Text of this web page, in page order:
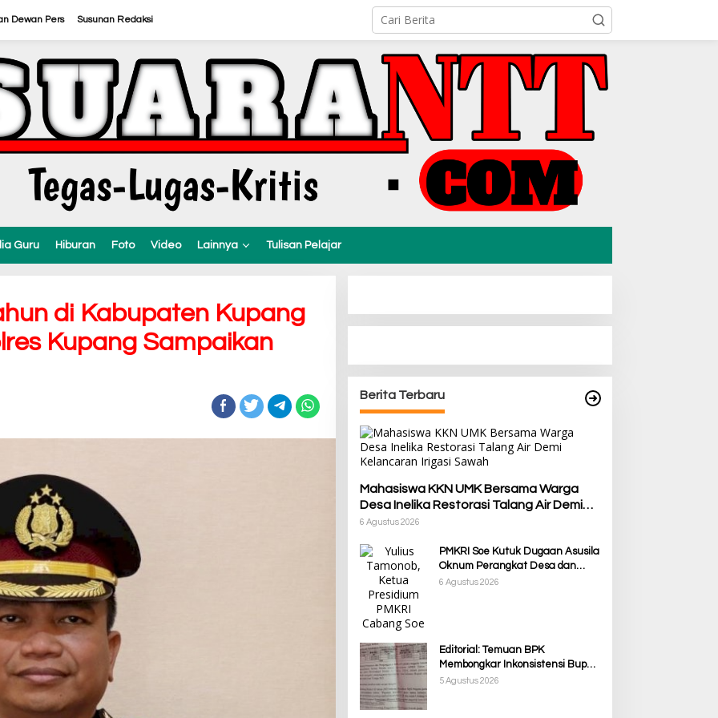
Dewan Pers Susunan Redaksi
Guru Hiburan Foto Video Lainnya Tulisan Pelajar
di Kabupaten Kupang
Kupang Sampaikan
Berita Terbaru
Mahasiswa KKN UMK Bersama Warga
Desa Inelika Restorasi Talang Air Demi
Kelancaran Irigasi Sawah
6 Agustus 2026
PMKRI Soe Kutuk Dugaan Asusila
Oknum Perangkat Desa dan
Guru PPPK, Soroti Ketimpangan
6 Agustus 2026
Editorial: Temuan BPK
Membongkar Inkonsistensi Bupati
Kupang dalam Menjalankan
5 Agustus 2026